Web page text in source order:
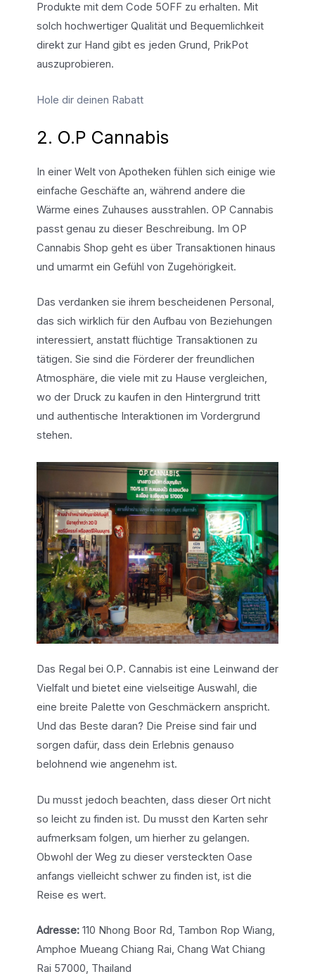
Produkte mit dem Code 5OFF zu erhalten. Mit
solch hochwertiger Qualität und Bequemlichkeit
direkt zur Hand gibt es jeden Grund, PrikPot
auszuprobieren.
Hole dir deinen Rabatt
2. O.P Cannabis
In einer Welt von Apotheken fühlen sich einige wie
einfache Geschäfte an, während andere die
Wärme eines Zuhauses ausstrahlen. OP Cannabis
passt genau zu dieser Beschreibung. Im OP
Cannabis Shop geht es über Transaktionen hinaus
und umarmt ein Gefühl von Zugehörigkeit.
Das verdanken sie ihrem bescheidenen Personal,
das sich wirklich für den Aufbau von Beziehungen
interessiert, anstatt flüchtige Transaktionen zu
tätigen. Sie sind die Förderer der freundlichen
Atmosphäre, die viele mit zu Hause vergleichen,
wo der Druck zu kaufen in den Hintergrund tritt
und authentische Interaktionen im Vordergrund
stehen.
Das Regal bei O.P. Cannabis ist eine Leinwand der
Vielfalt und bietet eine vielseitige Auswahl, die
eine breite Palette von Geschmäckern anspricht.
Und das Beste daran? Die Preise sind fair und
sorgen dafür, dass dein Erlebnis genauso
belohnend wie angenehm ist.
Du musst jedoch beachten, dass dieser Ort nicht
so leicht zu finden ist. Du musst den Karten sehr
aufmerksam folgen, um hierher zu gelangen.
Obwohl der Weg zu dieser versteckten Oase
anfangs vielleicht schwer zu finden ist, ist die
Reise es wert.
Adresse:110 Nhong Boor Rd, Tambon Rop Wiang,
Amphoe Mueang Chiang Rai, Chang Wat Chiang
Rai 57000, Thailand